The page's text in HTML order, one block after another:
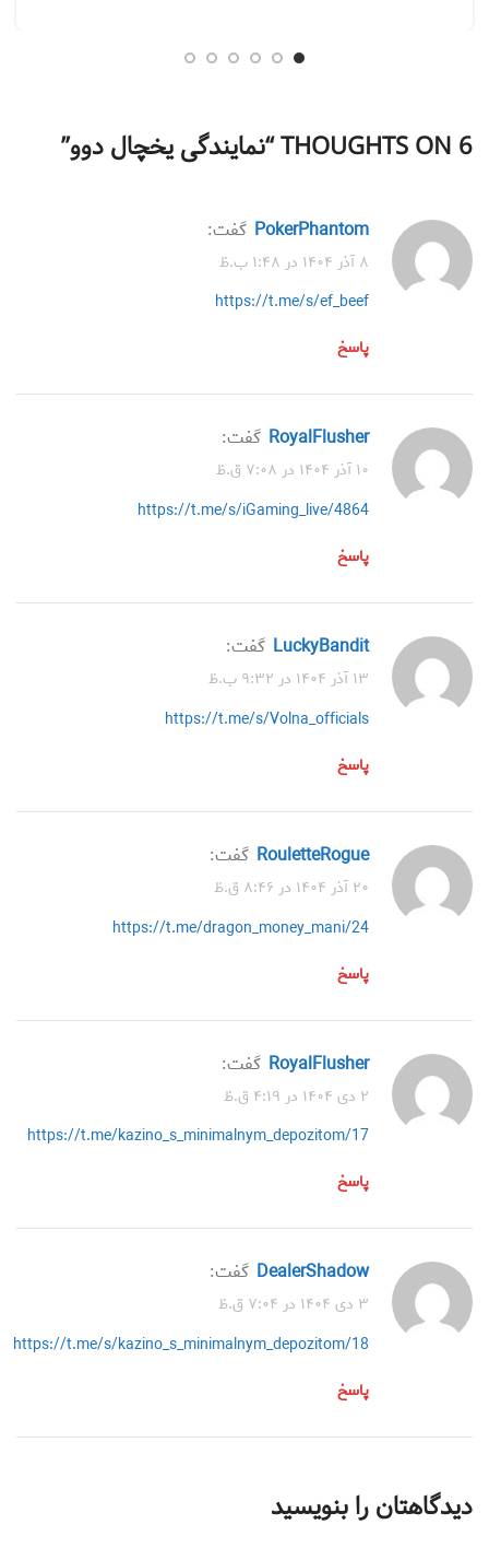
6 THOUGHTS ON “ نمایندگی یخچال دوو”
PokerPhantom گفت:
۸ آذر ۱۴۰۴ در ۱:۴۸ ب.ظ
https://t.me/s/ef_beef
پاسخ
RoyalFlusher گفت:
۱۰ آذر ۱۴۰۴ در ۷:۰۸ ق.ظ
https://t.me/s/iGaming_live/4864
پاسخ
LuckyBandit گفت:
۱۳ آذر ۱۴۰۴ در ۹:۳۲ ب.ظ
https://t.me/s/Volna_officials
پاسخ
RouletteRogue گفت:
۲۰ آذر ۱۴۰۴ در ۸:۴۶ ق.ظ
https://t.me/dragon_money_mani/24
پاسخ
RoyalFlusher گفت:
۲ دی ۱۴۰۴ در ۴:۱۹ ق.ظ
https://t.me/kazino_s_minimalnym_depozitom/17
پاسخ
DealerShadow گفت:
۳ دی ۱۴۰۴ در ۷:۰۴ ق.ظ
https://t.me/s/kazino_s_minimalnym_depozitom/18
پاسخ
دیدگاهتان را بنویسید